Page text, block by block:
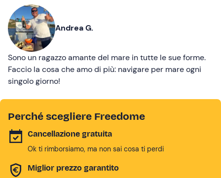
Andrea G.
Sono un ragazzo amante del mare in tutte le sue forme.
Faccio la cosa che amo di più: navigare per mare ogni
singolo giorno!
Perché scegliere Freedome
Cancellazione gratuita
Ok ti rimborsiamo, ma non sai cosa ti perdi
Miglior prezzo garantito